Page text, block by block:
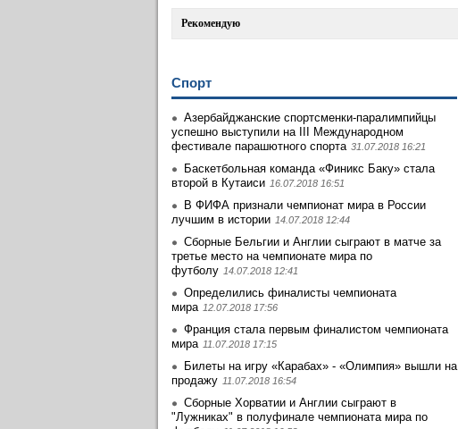
Рекомендую
Спорт
Азербайджанские спортсменки-паралимпийцы
успешно выступили на III Международном
фестивале парашютного спорта 31.07.2018 16:21
Баскетбольная команда «Финикс Баку» стала
второй в Кутаиси 16.07.2018 16:51
В ФИФА признали чемпионат мира в России
лучшим в истории 14.07.2018 12:44
Сборные Бельгии и Англии сыграют в матче за
третье место на чемпионате мира по
футболу 14.07.2018 12:41
Определились финалисты чемпионата
мира 12.07.2018 17:56
Франция стала первым финалистом чемпионата
мира 11.07.2018 17:15
Билеты на игру «Карабах» - «Олимпия» вышли на
продажу 11.07.2018 16:54
Сборные Хорватии и Англии сыграют в
"Лужниках" в полуфинале чемпионата мира по